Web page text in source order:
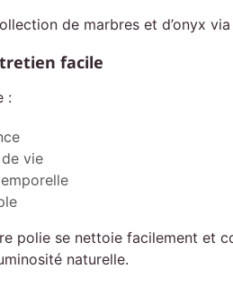
de marbres et d’onyx
facile
:
vie
polie se nettoie facilement et
naturelle.